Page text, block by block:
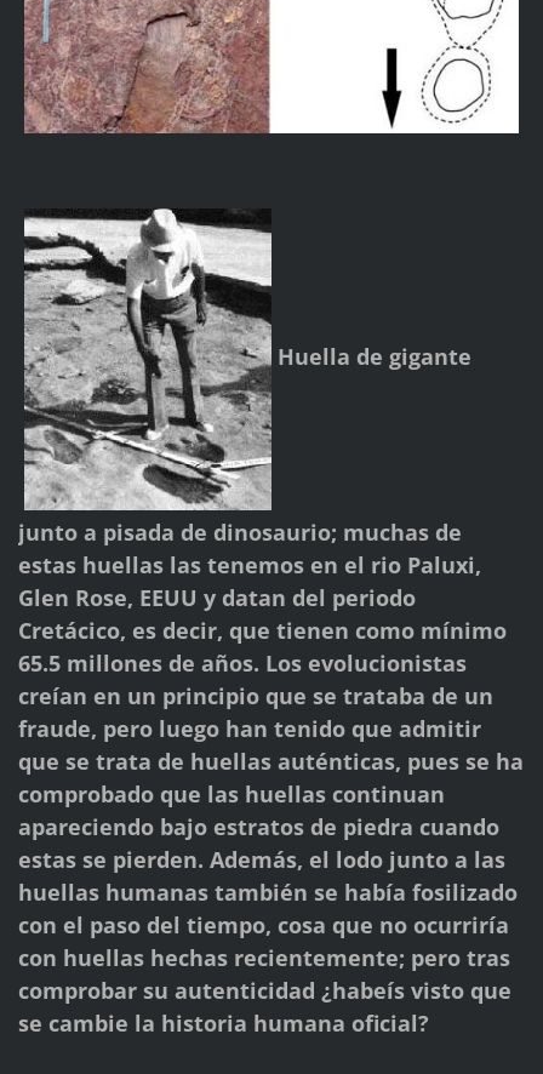
Huella de gigante
junto a pisada de dinosaurio; muchas de
estas huellas las tenemos en el rio Paluxi,
Glen Rose, EEUU y datan del periodo
Cretácico, es decir, que tienen como mínimo
65.5 millones de años. Los evolucionistas
creían en un principio que se trataba de un
fraude, pero luego han tenido que admitir
que se trata de huellas auténticas, pues se ha
comprobado que las huellas continuan
apareciendo bajo estratos de piedra cuando
estas se pierden. Además, el lodo junto a las
huellas humanas también se había fosilizado
con el paso del tiempo, cosa que no ocurriría
con huellas hechas recientemente; pero tras
comprobar su autenticidad ¿habeís visto que
se cambie la historia humana oficial?